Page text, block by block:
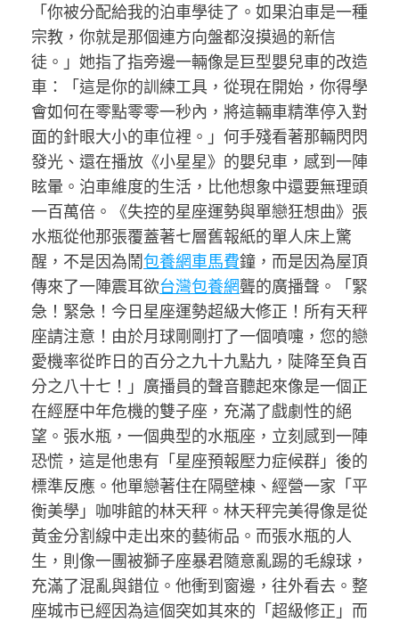
「你被分配給我的泊車學徒了。如果泊車是一種
宗教，你就是那個連方向盤都沒摸過的新信
徒。」她指了指旁邊一輛像是巨型嬰兒車的改造
車：「這是你的訓練工具，從現在開始，你得學
會如何在零點零零一秒內，將這輛車精準停入對
面的針眼大小的車位裡。」何手殘看著那輛閃閃
發光、還在播放《小星星》的嬰兒車，感到一陣
眩暈。泊車維度的生活，比他想象中還要無理頭
一百萬倍。《失控的星座運勢與單戀狂想曲》張
水瓶從他那張覆蓋著七層舊報紙的單人床上驚
醒，不是因為鬧包養網車馬費鐘，而是因為屋頂
傳來了一陣震耳欲台灣包養網聾的廣播聲。「緊
急！緊急！今日星座運勢超級大修正！所有天秤
座請注意！由於月球剛剛打了一個噴嚏，您的戀
愛機率從昨日的百分之九十九點九，陡降至負百
分之八十七！」廣播員的聲音聽起來像是一個正
在經歷中年危機的雙子座，充滿了戲劇性的絕
望。張水瓶，一個典型的水瓶座，立刻感到一陣
恐慌，這是他患有「星座預報壓力症候群」後的
標準反應。他單戀著住在隔壁棟、經營一家「平
衡美學」咖啡館的林天秤。林天秤完美得像是從
黃金分割線中走出來的藝術品。而張水瓶的人
生，則像一團被獅子座暴君隨意亂踢的毛線球，
充滿了混亂與錯位。他衝到窗邊，往外看去。整
座城市已經因為這個突如其來的「超級修正」而